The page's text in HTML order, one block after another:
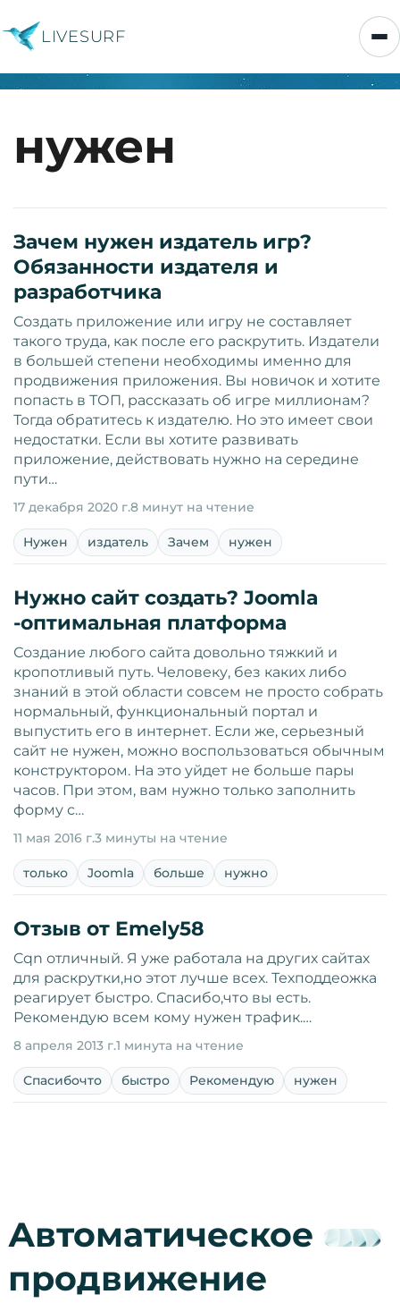
LIVESURF
нужен
Зачем нужен издатель игр?
Обязанности издателя и
разработчика
Создать приложение или игру не составляет
такого труда, как после его раскрутить. Издатели
в большей степени необходимы именно для
продвижения приложения. Вы новичок и хотите
попасть в ТОП, рассказать об игре миллионам?
Тогда обратитесь к издателю. Но это имеет свои
недостатки. Если вы хотите развивать
приложение, действовать нужно на середине
пути…
17 декабря 2020 г.8 минут на чтение
Нужен издатель Зачем нужен
Нужно сайт создать? Joomla
-оптимальная платформа
Создание любого сайта довольно тяжкий и
кропотливый путь. Человеку, без каких либо
знаний в этой области совсем не просто собрать
нормальный, функциональный портал и
выпустить его в интернет. Если же, серьезный
сайт не нужен, можно воспользоваться обычным
конструктором. На это уйдет не больше пары
часов. При этом, вам нужно только заполнить
форму с…
11 мая 2016 г.3 минуты на чтение
только Joomla больше нужно
Отзыв от Emely58
Cqn отличный. Я уже работала на других сайтах
для раскрутки,но этот лучше всех. Техподдеожка
реагирует быстро. Спасибо,что вы есть.
Рекомендую всем кому нужен трафик.…
8 апреля 2013 г.1 минута на чтение
Спасибочто быстро Рекомендую нужен
Автоматическое
продвижение